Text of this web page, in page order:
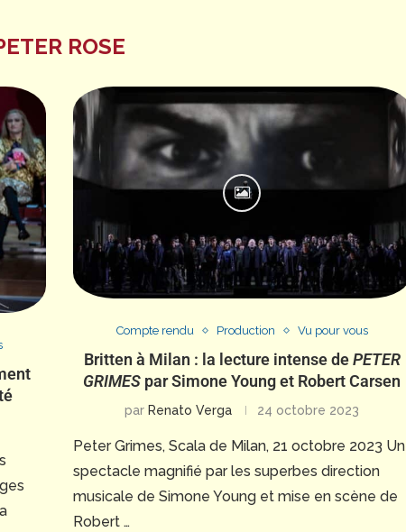
ROSE
Compte rendu Production Vu pour vous
Britten à Milan : la lecture intense dePETER
GRIMES par Simone Young et Robert Carsen
par Renato Verga 24 octobre 2023
Peter Grimes, Scala de Milan, 21 octobre 2023 Un
spectacle magnifié par les superbes direction
musicale de Simone Young et mise en scène de
Robert …